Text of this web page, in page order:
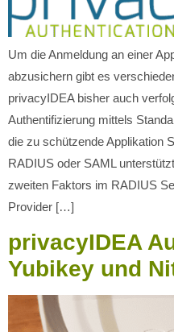
Um die Anmeldung an einer
abzusichern gibt es
privacyIDEA bisher auch
Authentifizierung mittels
die zu schützende Applikation
RADIUS oder SAML
zweiten Faktors im RADIUS
Provider […]
privacyIDEA
Yubikey und